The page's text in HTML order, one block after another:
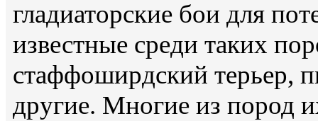
гладиаторские бои для
известные среди таких
стаффоширдский терьер,
другие. Многие из пород